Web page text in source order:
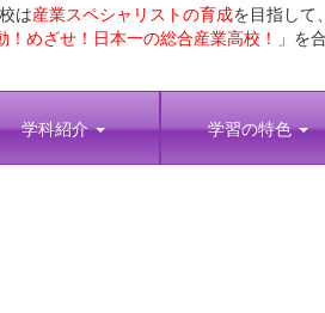
は産業スペシャリストの育成を目指して
！めざせ！日本一の総合産業高校！ 」を
学科紹介 学習の特色